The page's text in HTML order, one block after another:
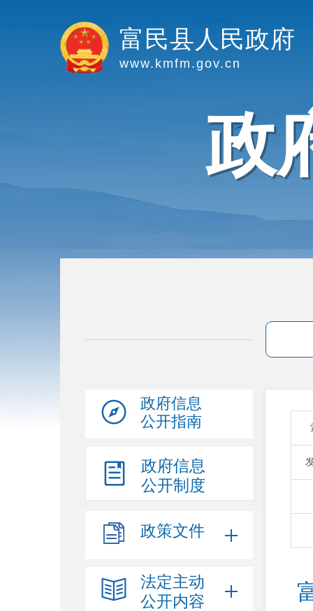
富民县人民政府
www.kmfm.gov.cn
政
政府信息
公开指南
政府信息
公开制度
政策文件
法定主动
公开内容